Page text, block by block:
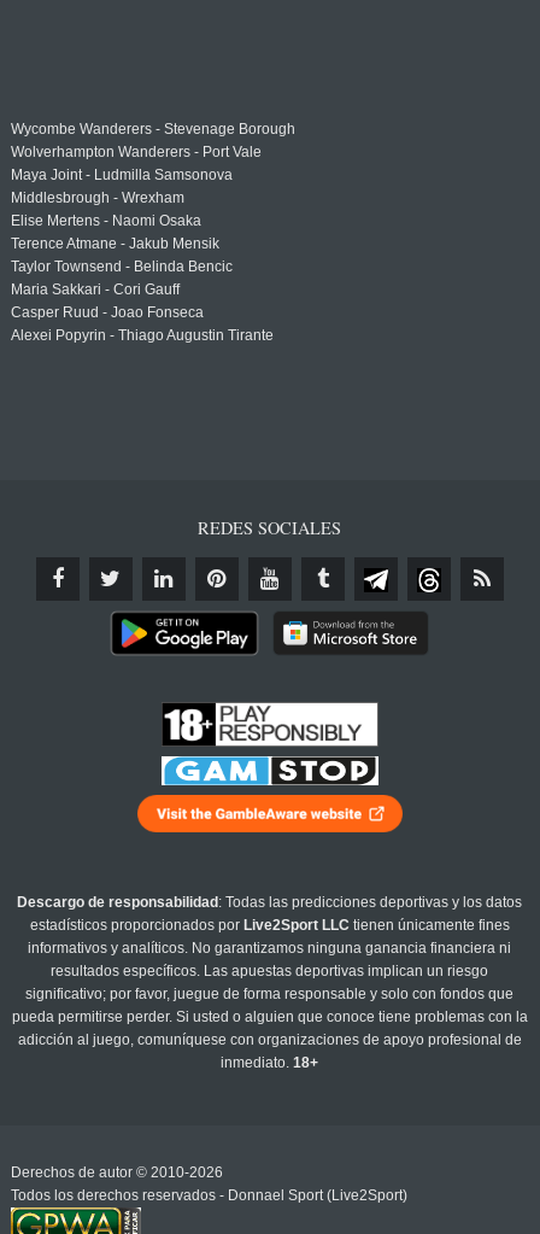
Wycombe Wanderers - Stevenage Borough
Wolverhampton Wanderers - Port Vale
Maya Joint - Ludmilla Samsonova
Middlesbrough - Wrexham
Elise Mertens - Naomi Osaka
Terence Atmane - Jakub Mensik
Taylor Townsend - Belinda Bencic
Maria Sakkari - Cori Gauff
Casper Ruud - Joao Fonseca
Alexei Popyrin - Thiago Augustin Tirante
REDES SOCIALES
Descargo de responsabilidad : Todas las predicciones deportivas y los datos
estadísticos proporcionados por Live2Sport LLC tienen únicamente fines
informativos y analíticos. No garantizamos ninguna ganancia financiera ni
resultados específicos. Las apuestas deportivas implican un riesgo
significativo; por favor, juegue de forma responsable y solo con fondos que
pueda permitirse perder. Si usted o alguien que conoce tiene problemas con la
adicción al juego, comuníquese con organizaciones de apoyo profesional de
inmediato.18+
Derechos de autor © 2010-2026
Todos los derechos reservados - Donnael Sport (Live2Sport)